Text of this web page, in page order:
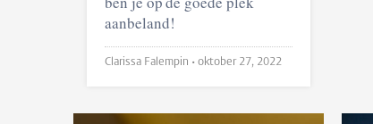
aanbeland!
Clarissa Falempin • oktober 27, 2022